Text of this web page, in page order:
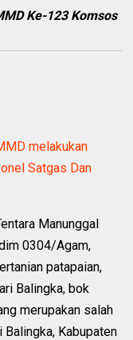
Ke-123 Komsos
melakukan
Satgas Dan
Manunggal
0304/Agam,
patapaian,
Balingka, bok
merupakan salah
Balingka, Kabupaten